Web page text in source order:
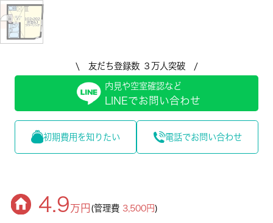
\ 友だち登録数 ３万人突破 /
内見や空室確認など
LINEでお問い合わせ
初期費用を知りたい 電話でお問い合わせ
4.9万円 (管理費3,500円)